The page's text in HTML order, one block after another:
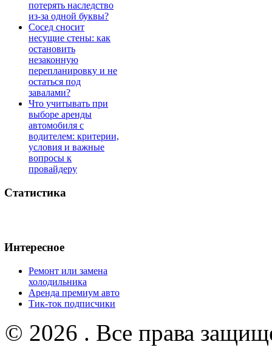
потерять наследство
из-за одной буквы?
Сосед сносит
несущие стены: как
остановить
незаконную
перепланировку и не
остаться под
завалами?
Что учитывать при
выборе аренды
автомобиля с
водителем: критерии,
условия и важные
вопросы к
провайдеру
Статистика
Интересное
Ремонт или замена
холодильника
Аренда премиум авто
Тик-ток подписчики
© 2026 . Все права